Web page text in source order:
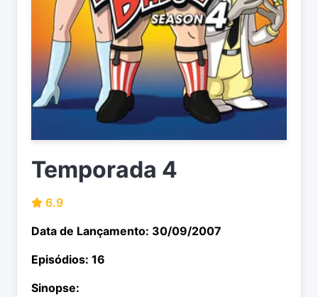
Temporada 4
6.9
Data de Lançamento: 30/09/2007
Episódios: 16
Sinopse: